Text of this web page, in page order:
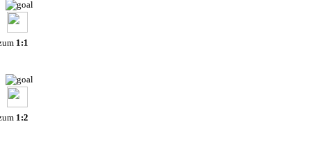
1:1
1:2